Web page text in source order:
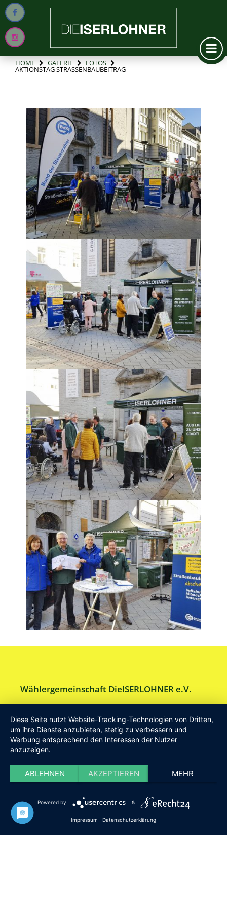
HOME GALERIE FOTOS
AKTIONSTAG STRASSENBAUBEITRAG
Wählergemeinschaft DieISERLOHNER e.V.
Tel:Geschäftsstelle 02371-9748599
E-Mail:info [at] DieISERLOHNER.de
Website:
Haftung
Datenschutz Satzung Impressum
Diese Seite nutzt Website-Tracking-Technologien von Dritten,
um ihre Dienste anzubieten, stetig zu verbessern und
Werbung entsprechend den Interessen der Nutzer
anzuzeigen.
ABLEHNEN AKZEPTIEREN MEHR
Powered by &
Impressum Datenschutzerklärung